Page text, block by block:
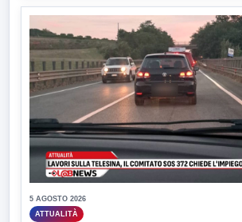
5 AGOSTO 2026
ATTUALITÀ